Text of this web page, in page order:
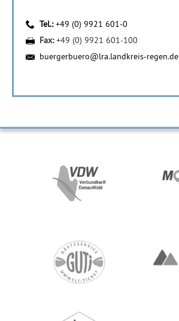
Tel.:+49 (0) 9921 601-0
Fax:+49 (0) 9921 601-100
buergerbuero@lra.landkreis-regen.de